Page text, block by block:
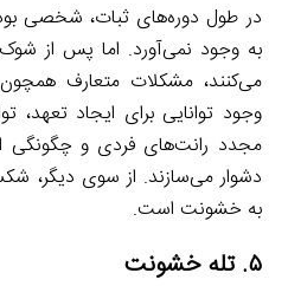
در طول دوره‌های ثبات، شخصی
به وجود نمی‌آورد. اما پس از
می‌کنند، مشکلات متعارف
وجود توانایی برای ایجاد
مجدد رانت‌های فردی و چگونگی
دشوار می‌سازند. از سوی دیگر،
به خشونت است.
۵. تله خشونت